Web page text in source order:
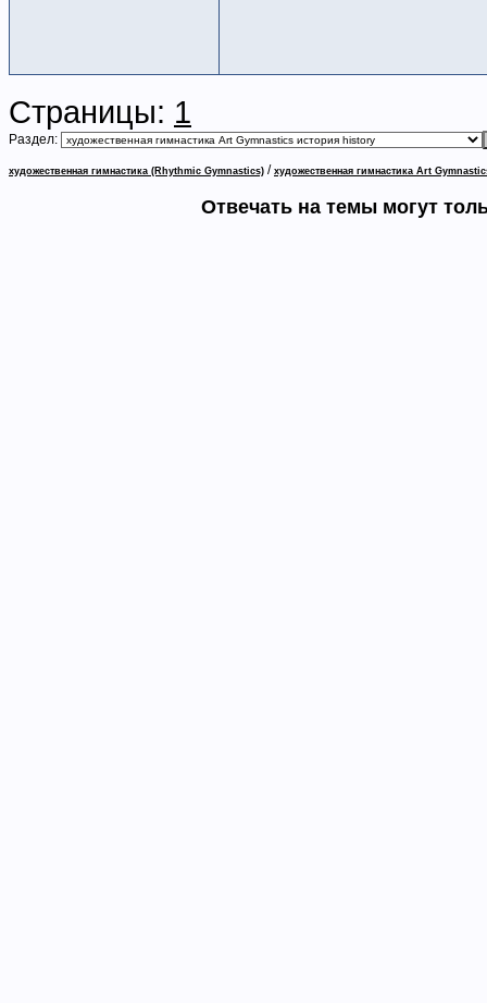
Страницы: 1
Раздел:
художественная гимнастика (Rhythmic Gymnastics) / художественная гимнастика Art
Отвечать на темы могут